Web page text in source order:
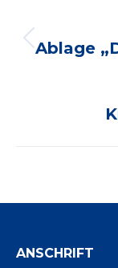
Ablage
ANSCHRIFT